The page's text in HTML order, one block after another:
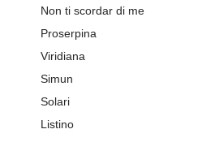
Non ti scordar di me
Proserpina
Viridiana
Simun
Solari
Listino